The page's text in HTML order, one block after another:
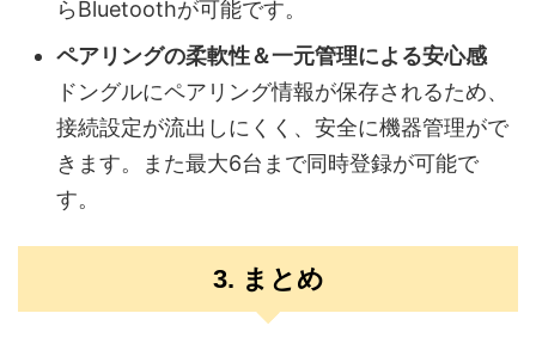
らBluetoothが可能です。
ペアリングの柔軟性＆一元管理による安心感
ドングルにペアリング情報が保存されるため、
接続設定が流出しにくく、安全に機器管理がで
きます。また最大6台まで同時登録が可能で
す。
3. まとめ